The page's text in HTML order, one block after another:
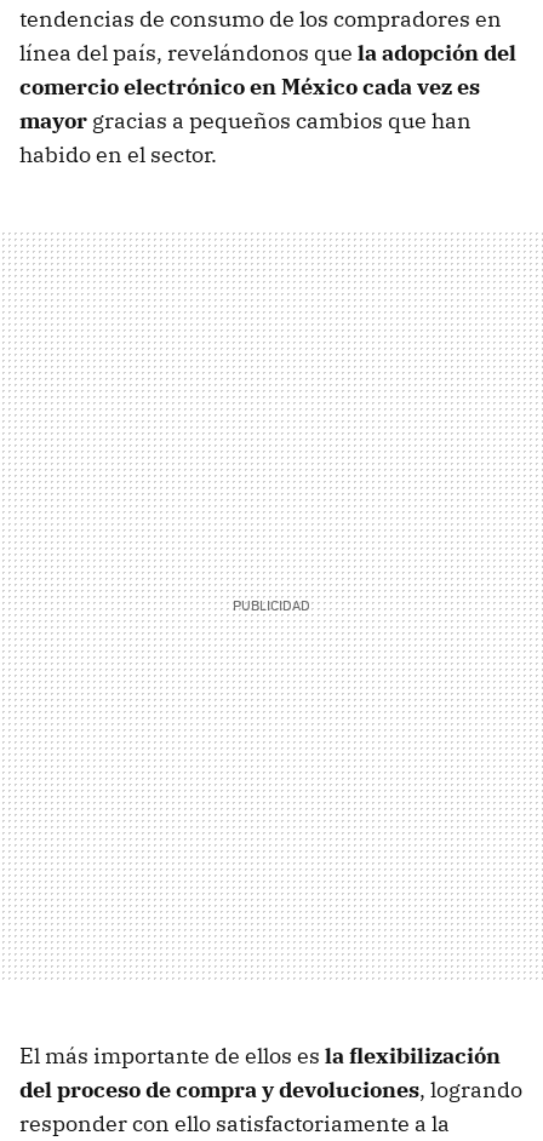
tendencias de consumo de los compradores en
línea del país, revelándonos que la adopción del
comercio electrónico en México cada vez es
mayor gracias a pequeños cambios que han
habido en el sector.
El más importante de ellos es la flexibilización
del proceso de compra y devoluciones, logrando
responder con ello satisfactoriamente a la